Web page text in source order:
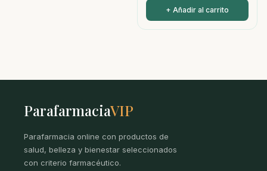
+ Añadir al carrito
ParafarmaciaVIP
Parafarmacia online con productos de
salud, belleza y bienestar seleccionados
con criterio farmacéutico.